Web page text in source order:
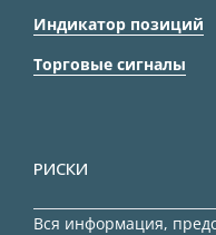
Индикатор позиций
Торговые сигналы
РИСКИ
Вся информация,